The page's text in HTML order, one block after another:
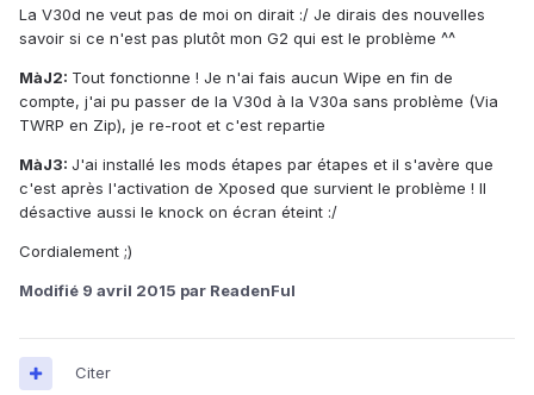
La V30d ne veut pas de moi on dirait :/ Je dirais des nouvelles
savoir si ce n'est pas plutôt mon G2 qui est le problème ^^
MàJ2: Tout fonctionne ! Je n'ai fais aucun Wipe en fin de
compte, j'ai pu passer de la V30d à la V30a sans problème (Via
TWRP en Zip), je re-root et c'est repartie
MàJ3: J'ai installé les mods étapes par étapes et il s'avère que
c'est après l'activation de Xposed que survient le problème ! Il
désactive aussi le knock on écran éteint :/
Cordialement ;)
Modifié 9 avril 2015 par ReadenFul
Citer